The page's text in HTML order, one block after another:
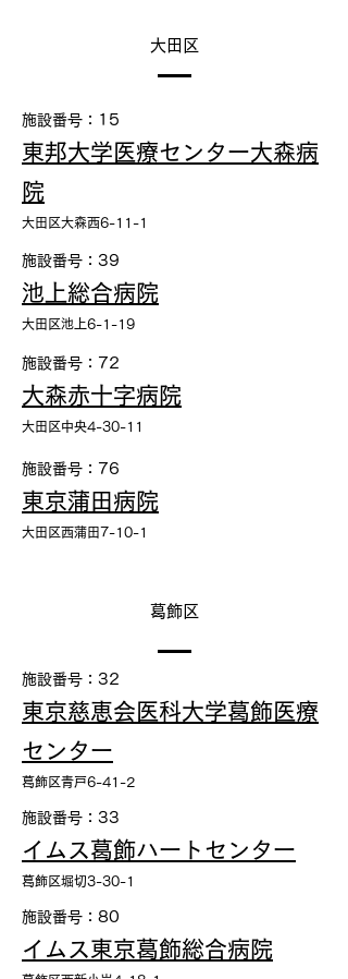
大田区
施設番号：15
東邦大学医療センター大森病
院
大田区大森西6-11-1
施設番号：39
池上総合病院
大田区池上6-1-19
施設番号：72
大森赤十字病院
大田区中央4-30-11
施設番号：76
東京蒲田病院
大田区西蒲田7-10-1
葛飾区
施設番号：32
東京慈恵会医科大学葛飾医療
センター
葛飾区青戸6-41-2
施設番号：33
イムス葛飾ハートセンター
葛飾区堀切3-30-1
施設番号：80
イムス東京葛飾総合病院